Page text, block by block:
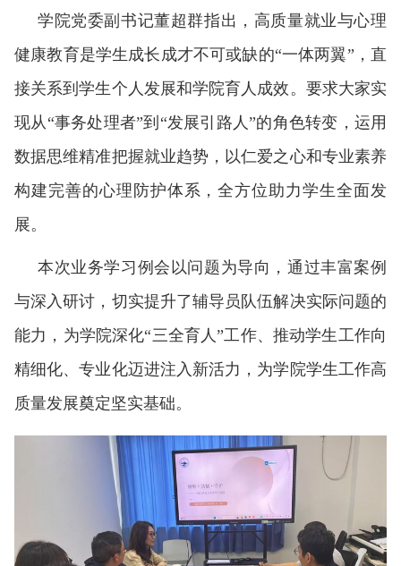
学院党委副书记董超群指出，高质量就业与心理
健康教育是学生成长成才不可或缺的“一体两翼”，直
接关系到学生个人发展和学院育人成效。要求大家实
现从“事务处理者”到“发展引路人”的角色转变，运用
数据思维精准把握就业趋势，以仁爱之心和专业素养
构建完善的心理防护体系，全方位助力学生全面发
展。
本次业务学习例会以问题为导向，通过丰富案例
与深入研讨，切实提升了辅导员队伍解决实际问题的
能力，为学院深化“三全育人”工作、推动学生工作向
精细化、专业化迈进注入新活力，为学院学生工作高
质量发展奠定坚实基础。